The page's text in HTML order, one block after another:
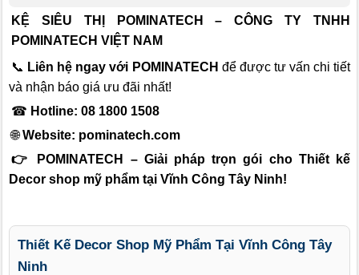
KỆ SIÊU THỊ POMINATECH – CÔNG TY TNHH
POMINATECH VIỆT NAM
📞 Liên hệ ngay với POMINATECH để được tư vấn chi tiết
và nhận báo giá ưu đãi nhất!
☎ Hotline: 08 1800 1508
🌐Website: pominatech.com
👉 POMINATECH – Giải pháp trọn gói cho Thiết kế
Decor shop mỹ phẩm tại Vĩnh Công Tây Ninh!
Thiết Kế Decor Shop Mỹ Phẩm Tại Vĩnh Công Tây
Ninh